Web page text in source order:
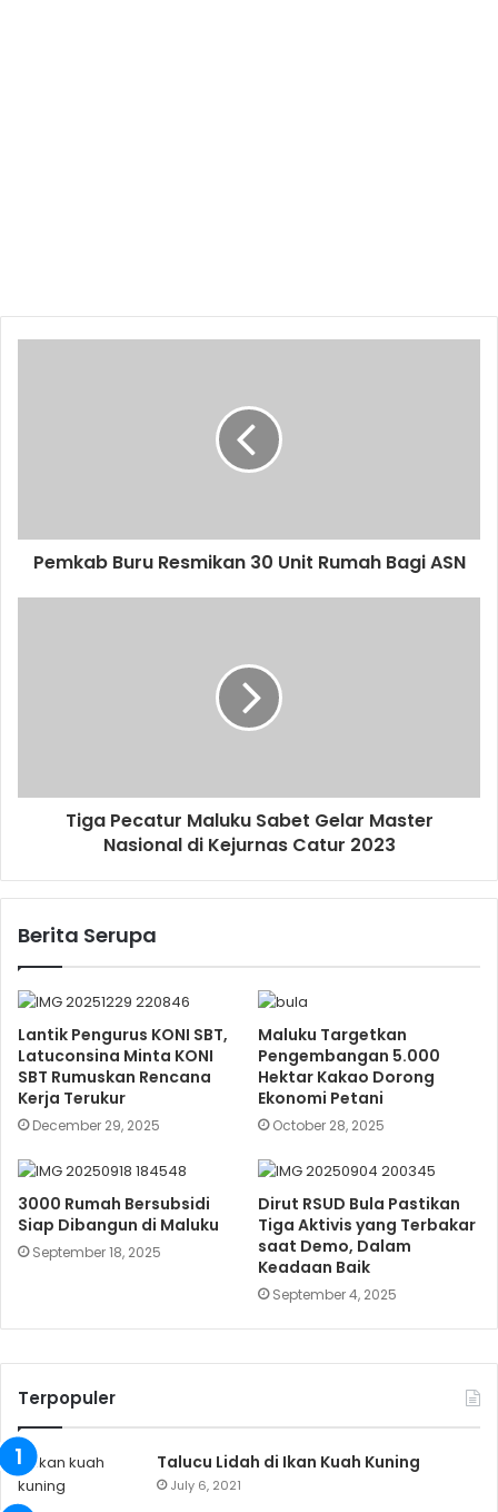
Pemkab Buru Resmikan 30 Unit Rumah Bagi ASN
Tiga Pecatur Maluku Sabet Gelar Master
Nasional di Kejurnas Catur 2023
Berita Serupa
Lantik Pengurus KONI SBT,
Latuconsina Minta KONI
SBT Rumuskan Rencana
Kerja Terukur
December 29, 2025
Maluku Targetkan
Pengembangan 5.000
Hektar Kakao Dorong
Ekonomi Petani
October 28, 2025
3000 Rumah Bersubsidi
Siap Dibangun di Maluku
September 18, 2025
Dirut RSUD Bula Pastikan
Tiga Aktivis yang Terbakar
saat Demo, Dalam
Keadaan Baik
September 4, 2025
Terpopuler
Talucu Lidah di Ikan Kuah Kuning
July 6, 2021